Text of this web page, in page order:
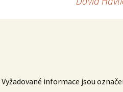
Vyžadované informace jsou